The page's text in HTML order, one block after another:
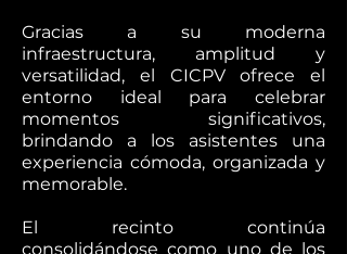
Gracias a su moderna
infraestructura, amplitud y
versatilidad, el CICPV ofrece el
entorno ideal para celebrar
momentos significativos,
brindando a los asistentes una
experiencia cómoda, organizada y
memorable.
El recinto continúa
consolidándose como uno de los